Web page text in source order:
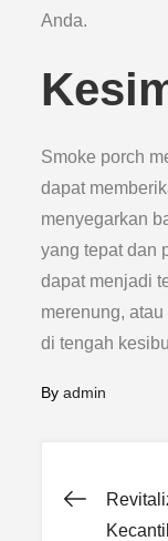
Anda.
Smoke porch
dapat
menyegarkan
yang tepat dan
dapat menjadi
merenung,
di tengah
Byadmin
Post